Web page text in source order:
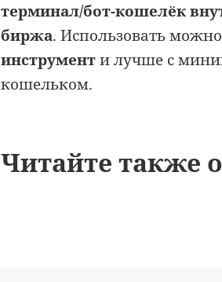
терминал/бот-кошелёк
биржа. Использовать
инструменти лучше с
кошельком.
Читайте также